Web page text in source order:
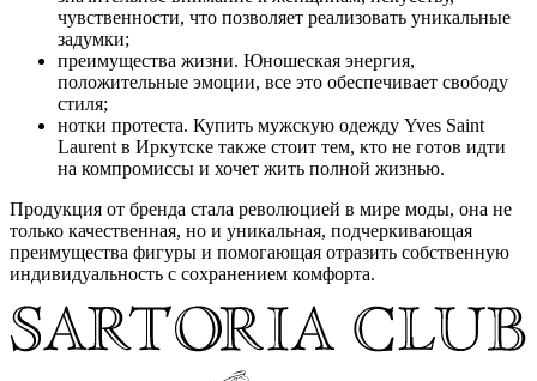
чувственности, что позволяет реализовать уникальные
задумки;
преимущества жизни. Юношеская энергия,
положительные эмоции, все это обеспечивает свободу
стиля;
нотки протеста. Купить мужскую одежду Yves Saint
Laurent в Иркутске также стоит тем, кто не готов идти
на компромиссы и хочет жить полной жизнью.
Продукция от бренда стала революцией в мире моды, она не
только качественная, но и уникальная, подчеркивающая
преимущества фигуры и помогающая отразить собственную
индивидуальность с сохранением комфорта.